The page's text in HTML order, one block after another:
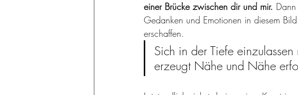
einer Brücke zwischen dir und mir.
Gedanken und Emotionen in diesem
erschaffen.
Sich in der Tiefe
erzeugt Nähe und Nähe